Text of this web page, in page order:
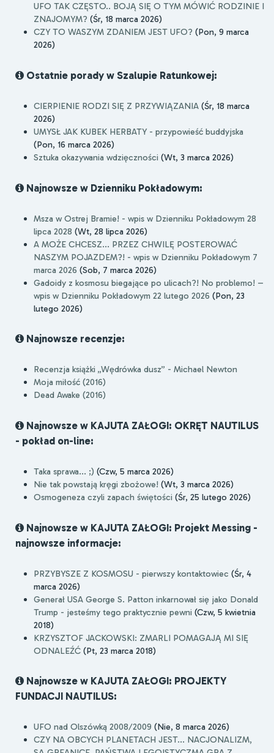
UFO TAK CZĘSTO.. BOJĄ SIĘ O TYM MÓWIĆ RODZINIE I
ZNAJOMYM? (Śr, 18 marca 2026)
CZY TO WASZYM ZDANIEM JEST UFO? (Pon, 9 marca
2026)
Ostatnie porady w Szalupie Ratunkowej:
CIERPIENIE RODZI SIĘ Z PRZYWIĄZANIA (Śr, 18 marca
2026)
UMYSŁ JAK KUBEK HERBATY - przypowieść buddyjska
(Pon, 16 marca 2026)
Sztuka okazywania wdzięczności (Wt, 3 marca 2026)
Najnowsze w Dzienniku Pokładowym:
Msza w Ostrej Bramie! - wpis w Dzienniku Pokładowym 28
lipca 2028 (Wt, 28 lipca 2026)
A MOŻE CHCESZ... PRZEZ CHWILĘ POSTEROWAĆ
NASZYM POJAZDEM?! - wpis w Dzienniku Pokładowym 7
marca 2026 (Sob, 7 marca 2026)
Gadoidy z kosmosu biegające po ulicach?! No problemo! –
wpis w Dzienniku Pokładowym 22 lutego 2026 (Pon, 23
lutego 2026)
Najnowsze recenzje:
Recenzja książki „Wędrówka dusz” - Michael Newton
Moja miłość (2016)
Dead Awake (2016)
Najnowsze w KAJUTA ZAŁOGI: OKRĘT NAUTILUS
- pokład on-line:
Taka sprawa... ;) (Czw, 5 marca 2026)
Nie tak powstają kręgi zbożowe! (Wt, 3 marca 2026)
Osmogeneza czyli zapach świętości (Śr, 25 lutego 2026)
Najnowsze w KAJUTA ZAŁOGI: Projekt Messing -
najnowsze informacje:
PRZYBYSZE Z KOSMOSU - pierwszy kontaktowiec (Śr, 4
marca 2026)
Generał USA George S. Patton inkarnował się jako Donald
Trump - jesteśmy tego praktycznie pewni (Czw, 5 kwietnia
2018)
KRZYSZTOF JACKOWSKI: ZMARLI POMAGAJĄ MI SIĘ
ODNALEŹĆ (Pt, 23 marca 2018)
Najnowsze w KAJUTA ZAŁOGI: PROJEKTY
FUNDACJI NAUTILUS:
UFO nad Olszówką 2008/2009 (Nie, 8 marca 2026)
CZY NA OBCYCH PLANETACH JEST... NACJONALIZM,